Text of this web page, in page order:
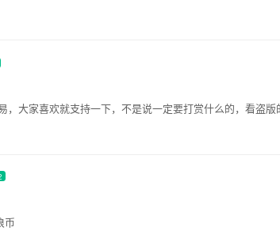
，大家喜欢就支持一下，不是说一定要打赏什么的，看盗
币